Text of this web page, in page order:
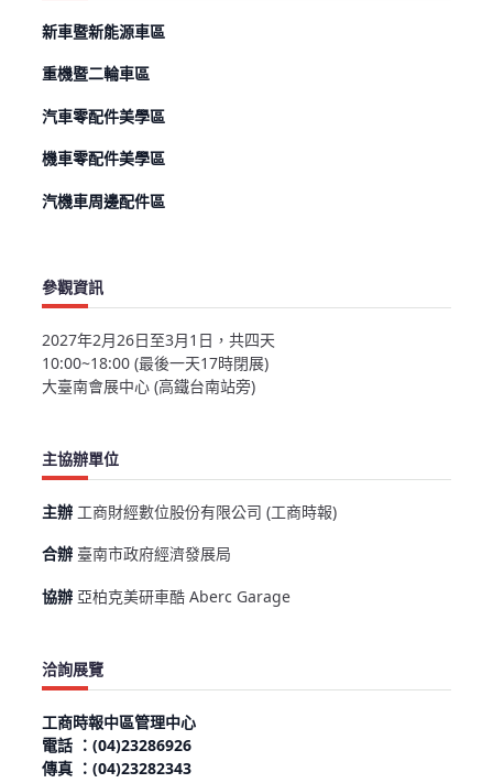
新車暨新能源車區
重機暨二輪車區
汽車零配件美學區
機車零配件美學區
汽機車周邊配件區
參觀資訊
2027年2月26日至3月1日，共四天
10:00~18:00 (最後一天17時閉展)
大臺南會展中心 (高鐵台南站旁)
主協辦單位
主辦 工商財經數位股份有限公司 (工商時報)
合辦 臺南市政府經濟發展局
協辦 亞柏克美研車酷 Aberc Garage
洽詢展覽
工商時報中區管理中心
電話 ：(04)23286926
傳真 ：(04)23282343